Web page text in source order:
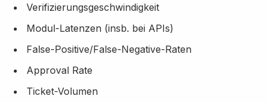
Verifizierungsgeschwindigkeit
Modul-Latenzen (insb. bei APIs)
False-Positive/False-Negative-Raten
Approval Rate
Ticket-Volumen